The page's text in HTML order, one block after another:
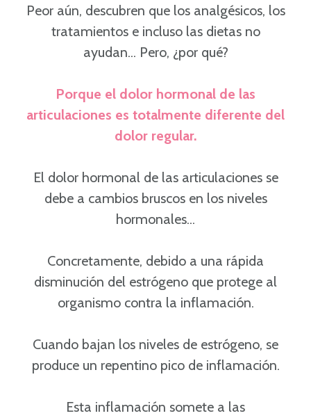
Peor aún, descubren que los analgésicos, los
tratamientos e incluso las dietas no
ayudan... Pero, ¿por qué?
Porque el dolor hormonal de las
articulaciones es totalmente diferente del
dolor regular.
El dolor hormonal de las articulaciones se
debe a cambios bruscos en los niveles
hormonales...
Concretamente, debido a una rápida
disminución del estrógeno que protege al
organismo contra la inflamación.
Cuando bajan los niveles de estrógeno, se
produce un repentino pico de inflamación.
Esta inflamación somete a las